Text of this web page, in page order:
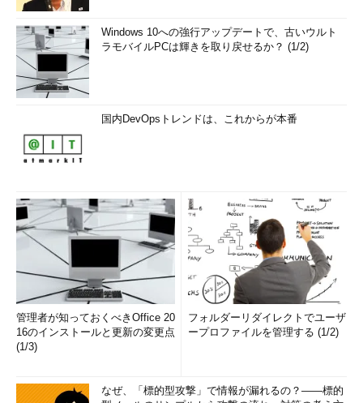
Windows 10への強行アップデートで、古いウルト
ラモバイルPCは輝きを取り戻せるか？ (1/2)
国内DevOpsトレンドは、これからが本番
管理者が知っておくべきOffice 20
16のインストールと更新の変更点
(1/3)
フォルダーリダイレクトでユーザ
ープロファイルを管理する (1/2)
なぜ、「標的型攻撃」で情報が漏れるの？――標的